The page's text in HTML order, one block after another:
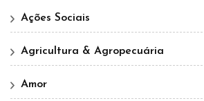
Ações Sociais
Agricultura & Agropecuária
Amor